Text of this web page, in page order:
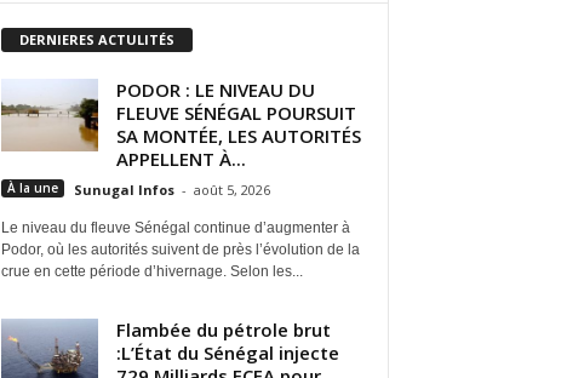
DERNIERES ACTULITÉS
PODOR : LE NIVEAU DU
FLEUVE SÉNÉGAL POURSUIT
SA MONTÉE, LES AUTORITÉS
APPELLENT À...
À la une Sunugal Infos - août 5, 2026
Le niveau du fleuve Sénégal continue d’augmenter à
Podor, où les autorités suivent de près l’évolution de la
crue en cette période d’hivernage. Selon les...
Flambée du pétrole brut
:L’État du Sénégal injecte